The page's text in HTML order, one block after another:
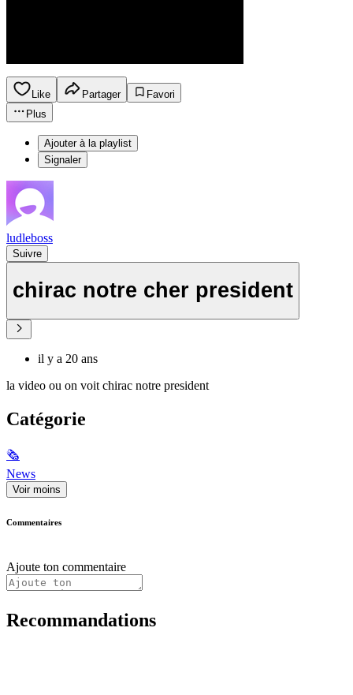
Like Partager
Favori
Plus
Ajouter à la playlist
Signaler
ludleboss
Suivre
chirac notre cher president
il y a 20 ans
la video ou on voit chirac notre president
Catégorie
🗞
News
Voir moins
Commentaires
Ajoute ton commentaire
Recommandations